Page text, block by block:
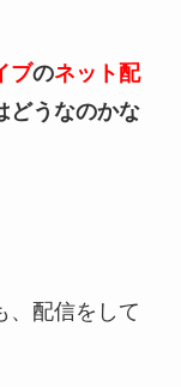
ブのネット配
どうなのかな
、配信をして